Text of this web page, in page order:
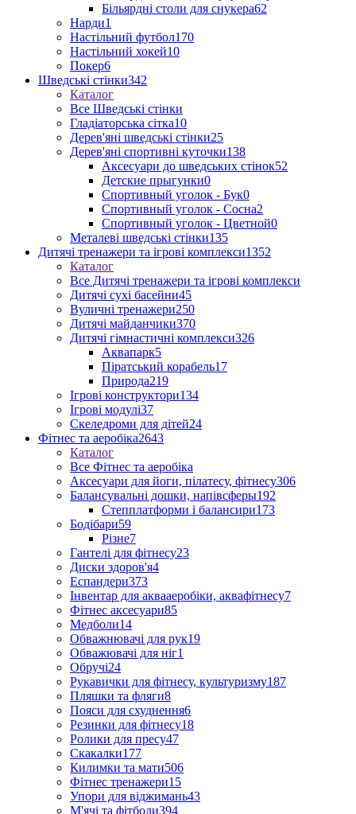
Більярдні столи для снукера62
Нарди1
Настільний футбол170
Настільний хокей10
Покер6
Шведські стінки342
Каталог
Все Шведські стінки
Гладіаторська сітка10
Дерев'яні шведські стінки25
Дерев'яні спортивні куточки138
Аксесуари до шведських стінок52
Детские прыгунки0
Спортивный уголок - Бук0
Спортивный уголок - Сосна2
Спортивный уголок - Цветной0
Металеві шведські стінки135
Дитячі тренажери та ігрові комплекси1352
Каталог
Все Дитячі тренажери та ігрові комплекси
Дитячі сухі басейни45
Вуличні тренажери250
Дитячі майданчики370
Дитячі гімнастичні комплекси326
Аквапарк5
Піратський корабель17
Природа219
Ігрові конструктори134
Ігрові модулі37
Скеледроми для дітей24
Фітнес та аеробіка2643
Каталог
Все Фітнес та аеробіка
Аксесуари для йоги, пілатесу, фітнесу306
Балансувальні дошки, напівсферы192
Степплатформи і балансири173
Бодібари59
Різне7
Гантелі для фітнесу23
Диски здоров'я4
Еспандери373
Інвентар для аквааеробіки, аквафітнесу7
Фітнес аксесуари85
Медболи14
Обважнювачі для рук19
Обважювачі для ніг1
Обручі24
Рукавички для фітнесу, культуризму187
Пляшки та фляги8
Пояси для схуднення6
Резинки для фітнесу18
Ролики для пресу47
Скакалки177
Килимки та мати506
Фітнес тренажери15
Упори для віджимань43
М'ячі та фітболи394